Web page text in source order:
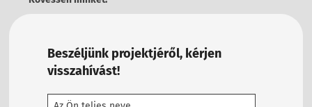
Beszéljünk projektjéről, kérjen
visszahívást!